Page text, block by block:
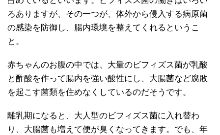
ろありますが、その一つが、体外から侵入する病原菌
の感染を防御し、腸内環境を整えてくれるというこ
と。
赤ちゃんのお腹の中では、大量のビフィズス菌が乳酸
と酢酸を作って腸内を強い酸性にし、大腸菌など腐敗
を起こす菌類を住めなくしているのだそうです。
離乳期になると、大人型のビフィズス菌に入れ替わ
り、大腸菌も増えて便が臭くなってきます。でも、年